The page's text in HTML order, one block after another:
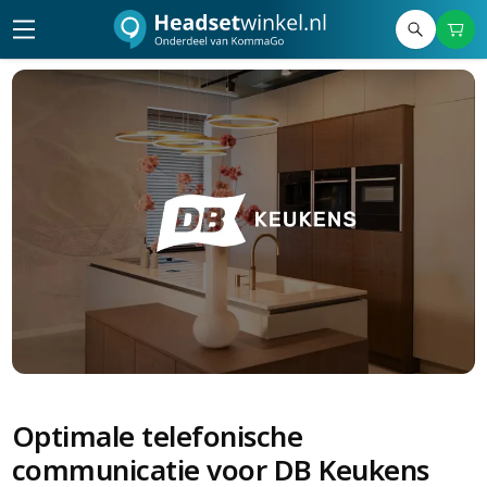
Optimale telefonische
communicatie voor DB Keukens